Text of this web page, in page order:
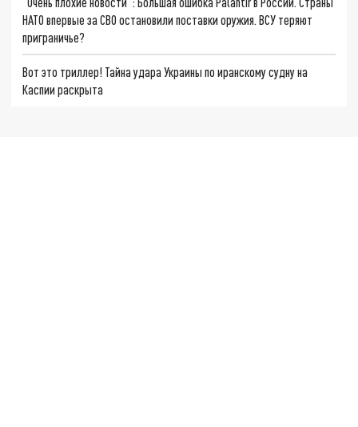
НАТО впервые за СВО остановили поставки оружия. ВСУ теряют
приграничье?
Вот это триллер! Тайна удара Украины по иранскому судну на
Каспии раскрыта